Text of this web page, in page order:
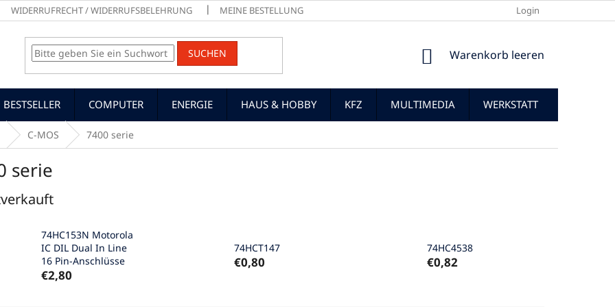
WIDERRUFRECHT / WIDERRUFSBELEHRUNG MEINE BESTELLUNG Login
SUCHEN WARENKORB
Warenkorb leeren
BESTSELLER COMPUTER ENERGIE HAUS & HOBBY KFZ MULTIMEDIA WERKSTATT
C-MOS 7400 serie
serie
74HC153N Motorola
IC DIL Dual In Line
16 Pin-Anschlüsse
€2,80
74HCT147
€0,80
74HC4538
€0,82